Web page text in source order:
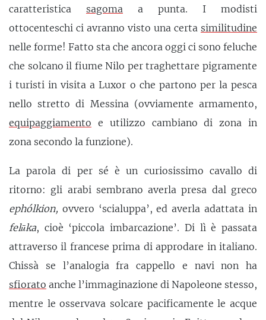
caratteristica sagoma a punta. I modisti
ottocenteschi ci avranno visto una certa similitudine
nelle forme! Fatto sta che ancora oggi ci sono feluche
che solcano il fiume Nilo per traghettare pigramente
i turisti in visita a Luxor o che partono per la pesca
nello stretto di Messina (ovviamente armamento,
equipaggiamento e utilizzo cambiano di zona in
zona secondo la funzione).
La parola di per sé è un curiosissimo cavallo di
ritorno: gli arabi sembrano averla presa dal greco
ephólkion, ovvero ‘scialuppa’, ed averla adattata in
felūka, cioè ‘piccola imbarcazione’. Di lì è passata
attraverso il francese prima di approdare in italiano.
Chissà se l’analogia fra cappello e navi non ha
sfiorato anche l’immaginazione di Napoleone stesso,
mentre le osservava solcare pacificamente le acque